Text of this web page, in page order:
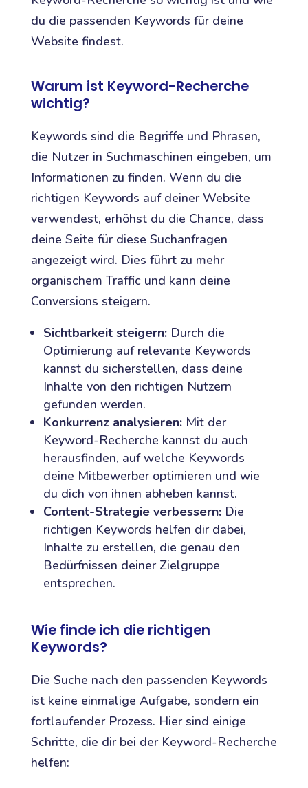
du die passenden Keywords für deine
Website findest.
Warum ist Keyword-Recherche
wichtig?
Keywords sind die Begriffe und Phrasen,
die Nutzer in Suchmaschinen eingeben, um
Informationen zu finden. Wenn du die
richtigen Keywords auf deiner Website
verwendest, erhöhst du die Chance, dass
deine Seite für diese Suchanfragen
angezeigt wird. Dies führt zu mehr
organischem Traffic und kann deine
Conversions steigern.
Sichtbarkeit steigern:Durch die
Optimierung auf relevante Keywords
kannst du sicherstellen, dass deine
Inhalte von den richtigen Nutzern
gefunden werden.
Konkurrenz analysieren:Mit der
Keyword-Recherche kannst du auch
herausfinden, auf welche Keywords
deine Mitbewerber optimieren und wie
du dich von ihnen abheben kannst.
Content-Strategie verbessern:Die
richtigen Keywords helfen dir dabei,
Inhalte zu erstellen, die genau den
Bedürfnissen deiner Zielgruppe
entsprechen.
Wie finde ich die richtigen
Keywords?
Die Suche nach den passenden Keywords
ist keine einmalige Aufgabe, sondern ein
fortlaufender Prozess. Hier sind einige
Schritte, die dir bei der Keyword-Recherche
helfen: